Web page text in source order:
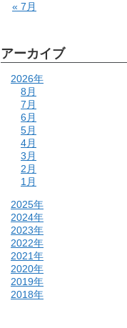
« 7月
アーカイブ
2026年
8月
7月
6月
5月
4月
3月
2月
1月
2025年
2024年
2023年
2022年
2021年
2020年
2019年
2018年